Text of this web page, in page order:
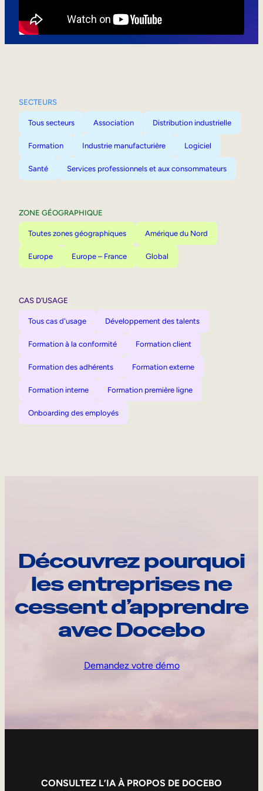
SECTEURS
Tous secteurs Association Distribution industrielle
Formation Industrie manufacturière Logiciel
Santé Services professionnels et aux consommateurs
ZONE GÉOGRAPHIQUE
Toutes zones géographiques Amérique du Nord
Europe Europe – France Global
CAS D’USAGE
Tous cas d'usage Développement des talents
Formation à la conformité Formation client
Formation des adhérents Formation externe
Formation interne Formation première ligne
Onboarding des employés
Découvrez pourquoi
les entreprises ne
cessent d’apprendre
avec Docebo
Demandez votre démo
CONSULTEZ L’IA À PROPOS DE DOCEBO